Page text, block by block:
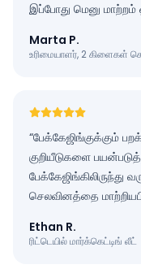
இப்போது மெனு மாற்றம்
Marta P.
உரிமையாளர், 2 கிளைகள்
“பேக்கேஜிங்குக்கும்
குறியீடுகளை
செலவினத்தை
Ethan R.
ரிட்டெயில் மார்க்கெட்டிங் லீட்